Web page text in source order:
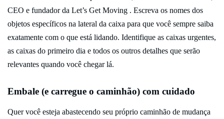
CEO e fundador da Let’s Get Moving . Escreva os nomes dos
objetos específicos na lateral da caixa para que você sempre saiba
exatamente com o que está lidando. Identifique as caixas urgentes,
as caixas do primeiro dia e todos os outros detalhes que serão
relevantes quando você chegar lá.
Embale (e carregue o caminhão) com cuidado
Quer você esteja abastecendo seu próprio caminhão de mudança